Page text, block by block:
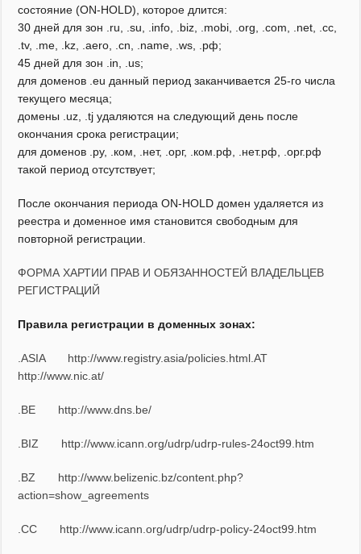
состояние (ON-HOLD), которое длится:
30 дней для зон .ru, .su, .info, .biz, .mobi, .org, .com, .net, .cc,
.tv, .me, .kz, .aero, .cn, .name, .ws, .рф;
45 дней для зон .in, .us;
для доменов .eu данный период заканчивается 25-го числа
текущего месяца;
домены .uz, .tj удаляются на следующий день после
окончания срока регистрации;
для доменов .ру, .ком, .нет, .орг, .ком.рф, .нет.рф, .орг.рф
такой период отсутствует;
После окончания периода ON-HOLD домен удаляется из
реестра и доменное имя становится свободным для
повторной регистрации.
ФОРМА ХАРТИИ ПРАВ И ОБЯЗАННОСТЕЙ ВЛАДЕЛЬЦЕВ
РЕГИСТРАЦИЙ
Правила регистрации в доменных зонах:
.ASIA http://www.registry.asia/policies.html .AT
http://www.nic.at/
.BE http://www.dns.be/
.BIZ http://www.icann.org/udrp/udrp-rules-24oct99.htm
.BZ
http://www.belizenic.bz/content.php?
action=show_agreements
.CC http://www.icann.org/udrp/udrp-policy-24oct99.htm